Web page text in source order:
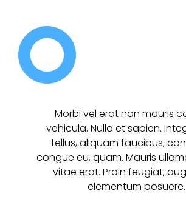
Morbi vel erat non mauris
vehicula. Nulla et sapien.
tellus, aliquam faucibus,
congue eu, quam. Mauris
vitae erat. Proin feugiat,
elementum posuere.